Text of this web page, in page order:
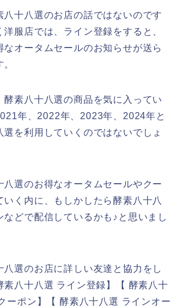
八十八選のお店の話ではないのです
服店では、ライン登録をすると、
なオータムセールのお知らせが送ら
酵素八十八選の商品を気に入ってい
年、2022年、2023年、2024年と
を利用していくのではないでしょ
八選のお得なオータムセールやクー
いく内に、もしかしたら酵素八十八
などで配信しているかも♪と思いまし
八選のお店に詳しい友達と協力をし
素八十八選 ライン登録】【 酵素八十
ーポン】【 酵素八十八選 ラインオー